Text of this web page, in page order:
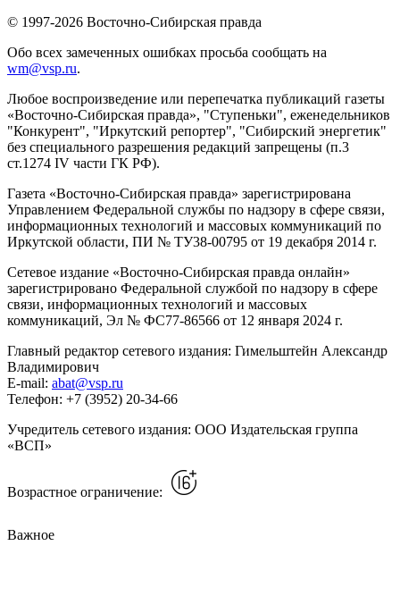
© 1997-2026 Восточно-Сибирская правда
Обо всех замеченных ошибках просьба сообщать на
wm@vsp.ru.
Любое воспроизведение или перепечатка публикаций газеты
«Восточно-Сибирская правда», "Ступеньки", еженедельников
"Конкурент", "Иркутский репортер", "Сибирский энергетик"
без специального разрешения редакций запрещены (п.3
ст.1274 IV части ГК РФ).
Газета «Восточно-Сибирская правда» зарегистрирована
Управлением Федеральной службы по надзору в сфере связи,
информационных технологий и массовых коммуникаций по
Иркутской области, ПИ № ТУ38-00795 от 19 декабря 2014 г.
Сетевое издание «Восточно-Сибирская правда онлайн»
зарегистрировано Федеральной службой по надзору в сфере
связи, информационных технологий и массовых
коммуникаций, Эл № ФС77-86566 от 12 января 2024 г.
Главный редактор сетевого издания: Гимельштейн Александр
Владимирович
E-mail: abat@vsp.ru
Телефон: +7 (3952) 20-34-66
Учредитель сетевого издания: ООО Издательская группа
«ВСП»
Возрастное ограничение:
Важное